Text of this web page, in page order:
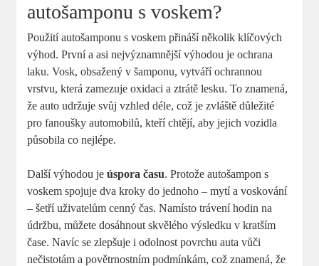
autošamponu s voskem?
Použití autošamponu s voskem přináší několik klíčových
výhod. První a asi nejvýznamnější výhodou je ochrana
laku. Vosk, obsažený v šamponu, vytváří ochrannou
vrstvu, která zamezuje oxidaci a ztrátě lesku. To znamená,
že auto udržuje svůj vzhled déle, což je zvláště důležité
pro fanoušky automobilů, kteří chtějí, aby jejich vozidla
působila co nejlépe.
Další výhodou jeúspora času. Protože autošampon s
voskem spojuje dva kroky do jednoho – mytí a voskování
– šetří uživatelům cenný čas. Namísto trávení hodin na
údržbu, můžete dosáhnout skvělého výsledku v kratším
čase. Navíc se zlepšuje i odolnost povrchu auta vůči
nečistotám a povětrnostním podmínkám, což znamená, že